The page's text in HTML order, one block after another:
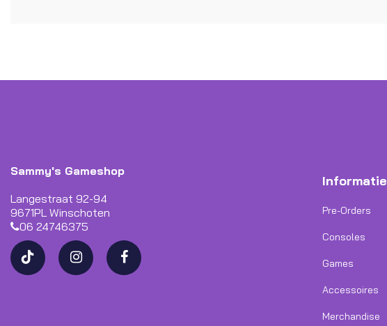
Sammy's Gameshop
Langestraat 92-94
9671PL Winschoten
06 24746375
Informatie
Pre-Orders
Consoles
Games
Accessoires
Merchandise